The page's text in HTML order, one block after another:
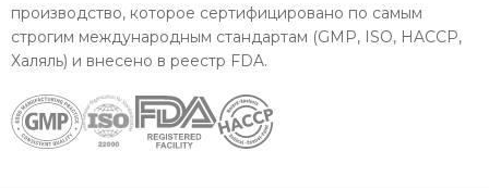
производство, которое сертифицировано по самым
строгим международным стандартам (GMP, ISO, HACCP,
Халяль) и внесено в реестр FDA.